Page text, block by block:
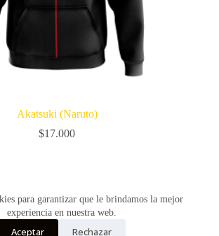
para garantizar que le brindamos la mejor
experiencia en nuestra web.
Aceptar Rechazar
Akatsuki (Naruto)
$17.000
SIGUIENTE